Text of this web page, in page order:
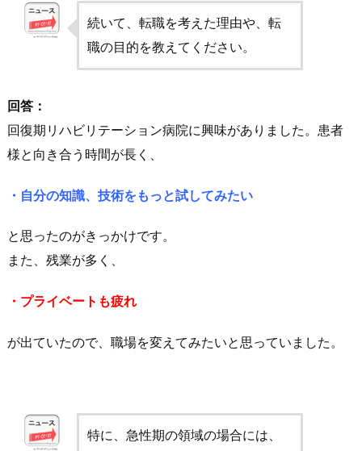
続いて、転職を考えた理由や、転
職の目的を教えてください。
回答：
回復期リハビリテーション病院に興味がありました。患者
様と向き合う時間が長く、
・自分の知識、技術をもっと試してみたい
と思ったのがきっかけです。
また、残業が多く、
・プライベートも疲れ
が出ていたので、職場を変えてみたいと思っていました。
特に、急性期の領域の場合には、